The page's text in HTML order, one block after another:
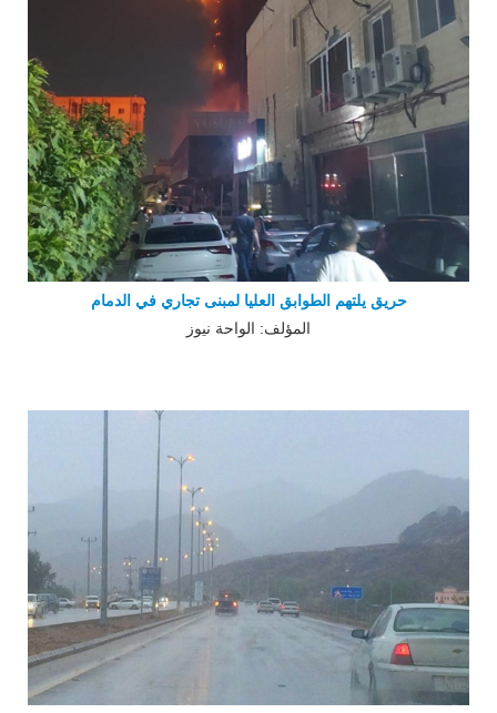
حريق يلتهم الطوابق العليا لمبنى تجاري في الدمام
المؤلف: الواحة نيوز